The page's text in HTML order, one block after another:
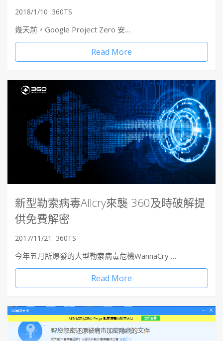
2018/1/10 360TS
幾天前，Google Project Zero 安…
Read More
新型勒索病毒Allcry來襲 360及時破解提
供免費解密
2017/11/21 360TS
今年五月所爆發的大型勒索病毒危機WannaCry …
Read More